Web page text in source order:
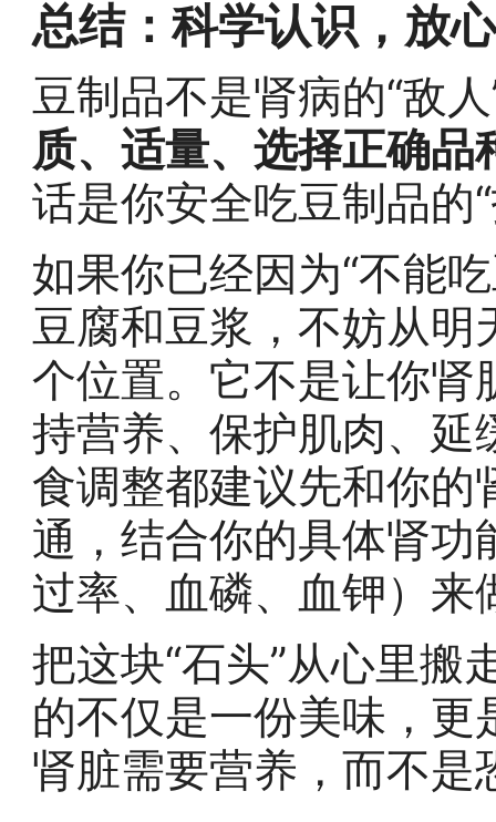
总结：科学认识，放
豆制品不是肾病的“敌
质、适量、选择正确
话是你安全吃豆制品的
如果你已经因为“不能
豆腐和豆浆，不妨从
个位置。它不是让你肾
持营养、保护肌肉、
食调整都建议先和你
通，结合你的具体肾
过率、血磷、血钾）来
把这块“石头”从心里搬
的不仅是一份美味，
肾脏需要营养，而不是